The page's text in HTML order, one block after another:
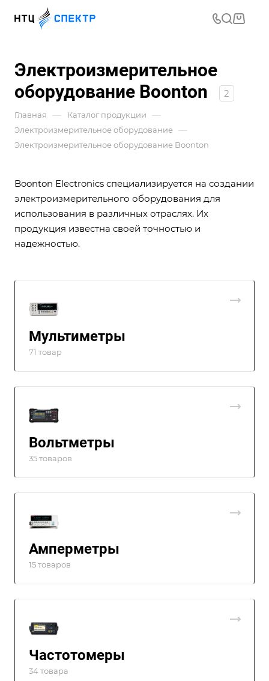
Электроизмерительное
оборудование Boonton
2
Главная — Каталог продукции —
Электроизмерительное оборудование —
Электроизмерительное оборудование Boonton
Boonton Electronics специализируется на создании
электроизмерительного оборудования для
использования в различных отраслях. Их
продукция известна своей точностью и
надежностью.
Мультиметры
71 товар
Вольтметры
35 товаров
Амперметры
15 товаров
Частотомеры
34 товара